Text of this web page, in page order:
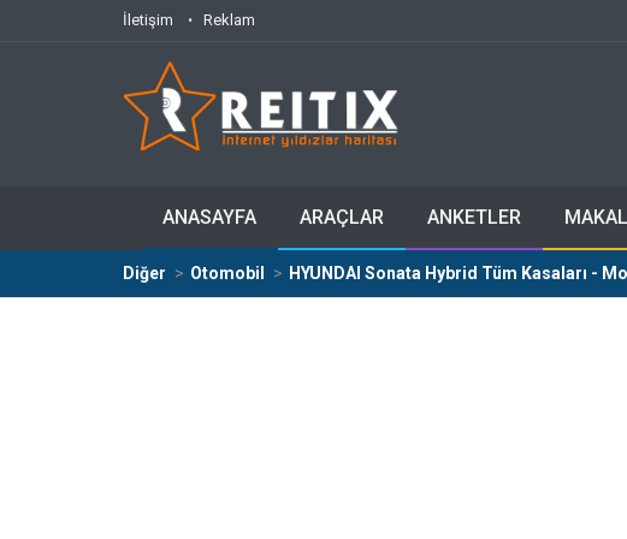
İletişim Reklam
ANASAYFA ARAÇLAR ANKETLER
Diğer Otomobil HYUNDAI Sonata Hybrid Tüm Kasaları -